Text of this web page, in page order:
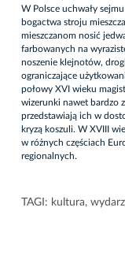
W Polsce uchwały
bogactwa stroju
mieszczanom nosić
farbowanych na
noszenie klejnotów,
ograniczające
połowy XVI wieku
wizerunki nawet bardzo
przedstawiają ich w
kryzą koszuli. W XVIII
w różnych częściach
regionalnych.
TAGI: kultura,